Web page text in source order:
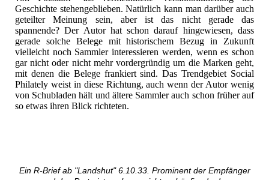
Geschichte stehengeblieben. Natürlich kann man darüber auch
geteilter Meinung sein, aber ist das nicht gerade das
spannende? Der Autor hat schon darauf hingewiesen, dass
gerade solche Belege mit historischem Bezug in Zukunft
vielleicht noch Sammler interessieren werden, wenn es schon
gar nicht oder nicht mehr vordergründig um die Marken geht,
mit denen die Belege frankiert sind. Das Trendgebiet Social
Philately weist in diese Richtung, auch wenn der Autor wenig
von Schubladen hält und ältere Sammler auch schon früher auf
so etwas ihren Blick richteten.
Ein R-Brief ab "Landshut" 6.10.33. Prominent der Empfänger